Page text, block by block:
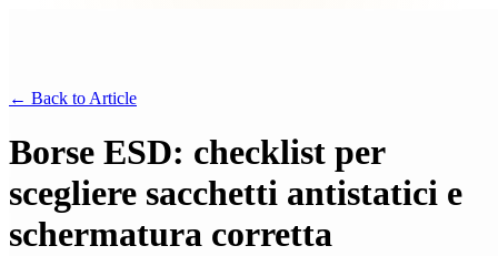
← Back to Article
Borse ESD: checklist per
scegliere sacchetti antistatici e
schermatura corretta